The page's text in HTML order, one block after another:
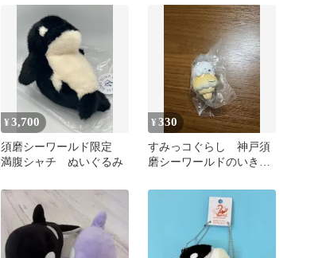
チ ぬいぐるみ
¥3,700
須磨シーワールド限定
満腹シャチ ぬいぐるみ
¥330
すみっコぐらし 神戸須
磨シーワールドのいきも